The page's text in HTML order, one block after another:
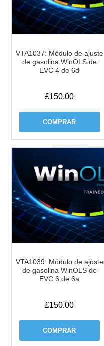
VTA1037: Módulo de ajuste
de gasolina WinOLS de
EVC 4 de 6d
£150.00
COMPRAR
VTA1039: Módulo de ajuste
de gasolina WinOLS de
EVC 6 de 6a
£150.00
COMPRAR